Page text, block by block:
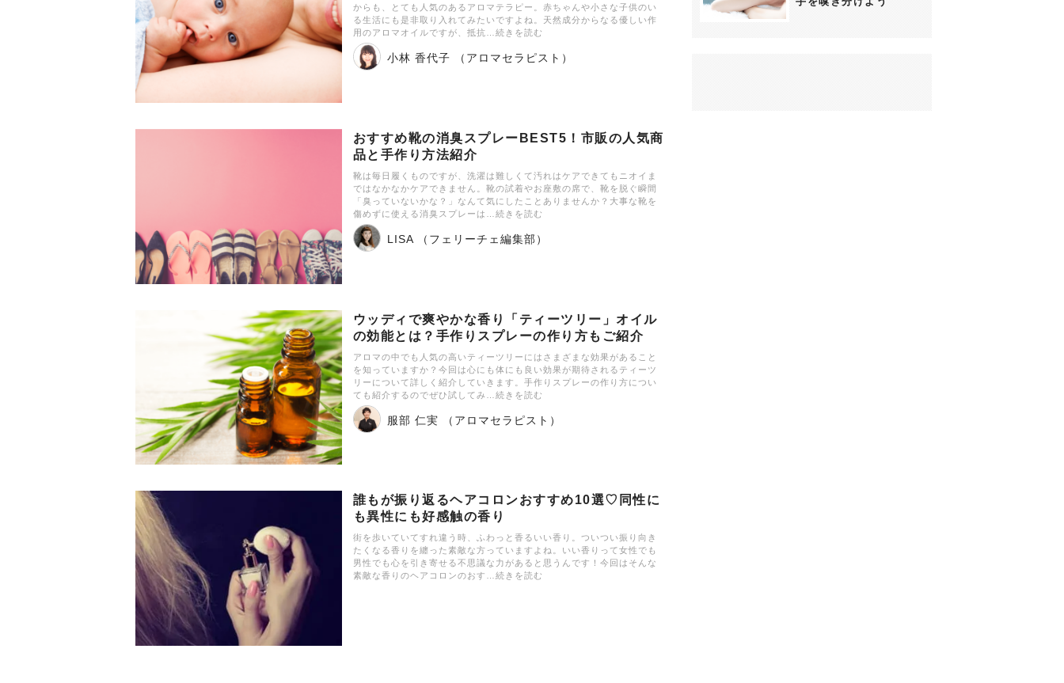
からも、とても人気のあるアロマテラピー。赤ちゃんや小さな子供のい
る生活にも是非取り入れてみたいですよね。天然成分からなる優しい作
用のアロマオイルですが、抵抗…続きを読む
小林 香代子 （アロマセラピスト）
おすすめ靴の消臭スプレーBEST5！市販の人気商
品と手作り方法紹介
靴は毎日履くものですが、洗濯は難しくて汚れはケアできてもニオイま
ではなかなかケアできません。靴の試着やお座敷の席で、靴を脱ぐ瞬間
「臭っていないかな？」なんて気にしたことありませんか？大事な靴を
傷めずに使える消臭スプレーは…続きを読む
LISA （フェリーチェ編集部）
ウッディで爽やかな香り「ティーツリー」オイル
の効能とは？手作りスプレーの作り方もご紹介
アロマの中でも人気の高いティーツリーにはさまざまな効果があること
を知っていますか？今回は心にも体にも良い効果が期待されるティーツ
リーについて詳しく紹介していきます。手作りスプレーの作り方につい
ても紹介するのでぜひ試してみ…続きを読む
服部 仁実 （アロマセラピスト）
誰もが振り返るヘアコロンおすすめ10選♡同性に
も異性にも好感触の香り
街を歩いていてすれ違う時、ふわっと香るいい香り。ついつい振り向き
たくなる香りを纏った素敵な方っていますよね。いい香りって女性でも
男性でも心を引き寄せる不思議な力があると思うんです！今回はそんな
素敵な香りのヘアコロンのおす…続きを読む